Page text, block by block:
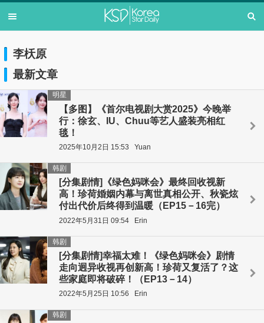
李枖原
最新文章
【多图】《首尔电视剧大赏2025》今晚举
行：徐玄、IU、Chuu等艺人盛装亮相红
毯！
明星
2025年10月2日 15:53 Yuan
[分集剧情]《绿色妈咪会》最终回收视新
高！珍荷婚姻内幕与离世真相公开、秋瓷炫
付出代价后终得到温暖（EP15－16完）
韩剧
2022年5月31日 09:54 Erin
[分集剧情]幸福太难！《绿色妈咪会》剧情
走向迥异收视再创新高！珍荷又复活了？这
些家庭即将破碎！（EP13－14）
韩剧
2022年5月25日 10:56 Erin
韩剧